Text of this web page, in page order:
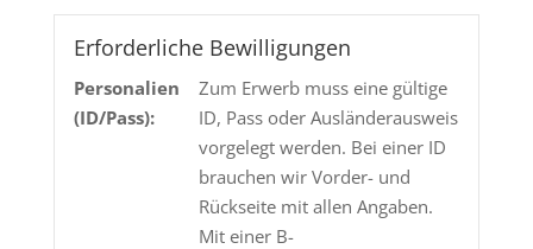
TMS
HP
Menge
Erforderliche Bewilligungen
Personalien
(ID/Pass):
Zum Erwerb muss eine gültige
ID, Pass oder Ausländerausweis
vorgelegt werden. Bei einer ID
brauchen wir Vorder- und
Rückseite mit allen Angaben.
Mit einer B-